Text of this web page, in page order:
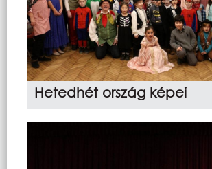
Hetedhét ország képei